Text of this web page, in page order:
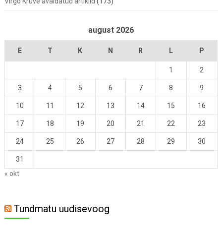
august 2026
E T K N R L P
1 2
3 4 5 6 7 8 9
10 11 12 13 14 15 16
17 18 19 20 21 22 23
24 25 26 27 28 29 30
31
« okt
Tundmatu uudisevoog